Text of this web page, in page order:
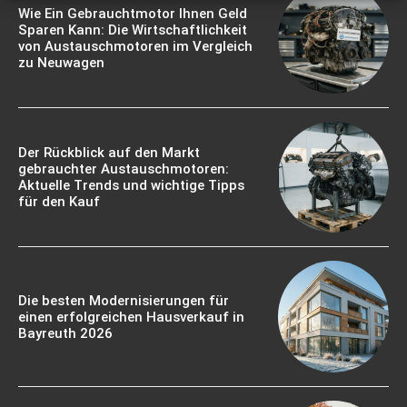
Wie Ein Gebrauchtmotor Ihnen Geld
Sparen Kann: Die Wirtschaftlichkeit
von Austauschmotoren im Vergleich
zu Neuwagen
Der Rückblick auf den Markt
gebrauchter Austauschmotoren:
Aktuelle Trends und wichtige Tipps
für den Kauf
Die besten Modernisierungen für
einen erfolgreichen Hausverkauf in
Bayreuth 2026